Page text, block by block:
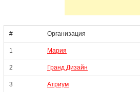
# Организация
1 Мария
2 Гранд Дизайн
3 Атриум